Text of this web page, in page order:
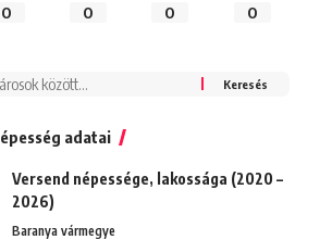
0 0 0 0
adatai
Versend népessége, lakossága (2020 –
2026)
Baranya vármegye